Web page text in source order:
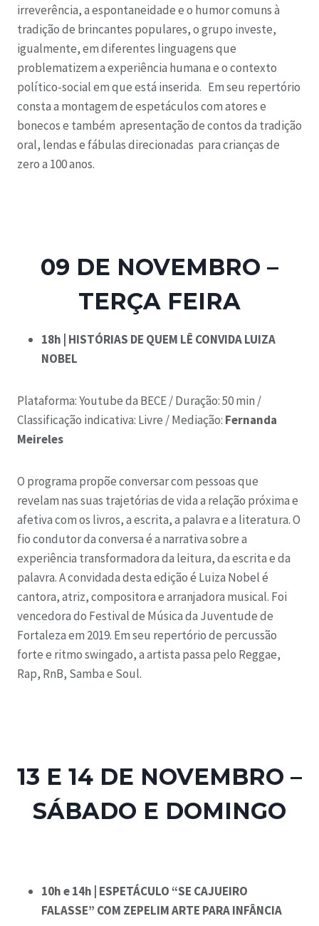
irreverência, a espontaneidade e o humor comuns à
tradição de brincantes populares, o grupo investe,
igualmente, em diferentes linguagens que
problematizem a experiência humana e o contexto
político-social em que está inserida. Em seu repertório
consta a montagem de espetáculos com atores e
bonecos e também apresentação de contos da tradição
oral, lendas e fábulas direcionadas para crianças de
zero a 100 anos.
09 DE NOVEMBRO –
TERÇA FEIRA
18h | HISTÓRIAS DE QUEM LÊ CONVIDA LUIZA
NOBEL
Plataforma: Youtube da BECE /Duração: 50 min /
Classificação indicativa: Livre /Mediação: Fernanda
Meireles
O programa propõe conversar com pessoas que
revelam nas suas trajetórias de vida a relação próxima e
afetiva com os livros, a escrita, a palavra e a literatura. O
fio condutor da conversa é a narrativa sobre a
experiência transformadora da leitura, da escrita e da
palavra. A convidada desta edição é Luiza Nobel é
cantora, atriz, compositora e arranjadora musical. Foi
vencedora do Festival de Música da Juventude de
Fortaleza em 2019. Em seu repertório de percussão
forte e ritmo swingado, a artista passa pelo Reggae,
Rap, RnB, Samba e Soul.
13 E 14 DE NOVEMBRO –
SÁBADO E DOMINGO
10h e 14h | ESPETÁCULO “SE CAJUEIRO
FALASSE” COM ZEPELIM ARTE PARA INFÂNCIA